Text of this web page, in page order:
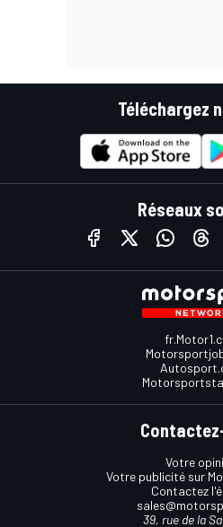
Téléchargez
Réseaux
Votre
Votre publicité sur
Contactez
39, rue de la